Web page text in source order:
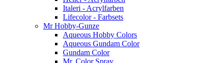
Italeri - Acrylfarben
Lifecolor - Farbsets
Mr Hobby-Gunze
Aqueous Hobby Colors
Aqueous Gundam Color
Gundam Color
Mr. Color Spray